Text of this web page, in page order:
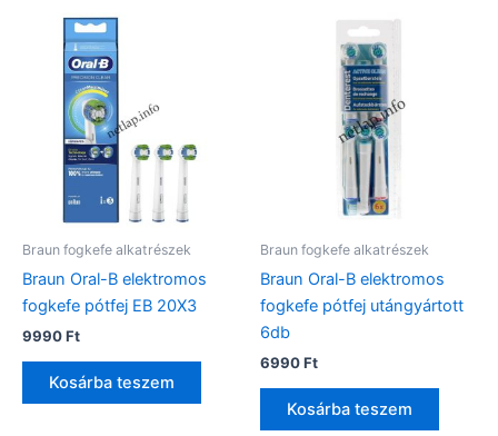
Braun fogkefe alkatrészek
Braun Oral-B elektromos
fogkefe pótfej EB 20X3
9990Ft
Kosárba teszem
Braun fogkefe alkatrészek
Braun Oral-B elektromos
fogkefe pótfej utángyártott
6db
6990Ft
Kosárba teszem